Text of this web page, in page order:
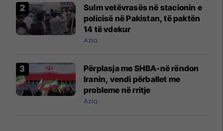
Sulm vetëvrasës në stacionin e
policisë në Pakistan, të paktën
14 të vdekur
Azia
Përplasja me SHBA-në rëndon
Iranin, vendi përballet me
probleme në rritje
Azia